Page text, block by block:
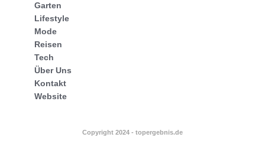
Garten
Lifestyle
Mode
Reisen
Tech
Über Uns
Kontakt
Website
Copyright 2024 - topergebnis.de